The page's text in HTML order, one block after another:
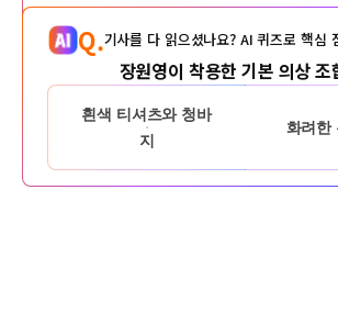
Q.기사를 다 읽으셨나요? AI 퀴즈로 핵심
장원영이 착용한 기본 의상 조
흰색 티셔츠와 청바
지
화려한